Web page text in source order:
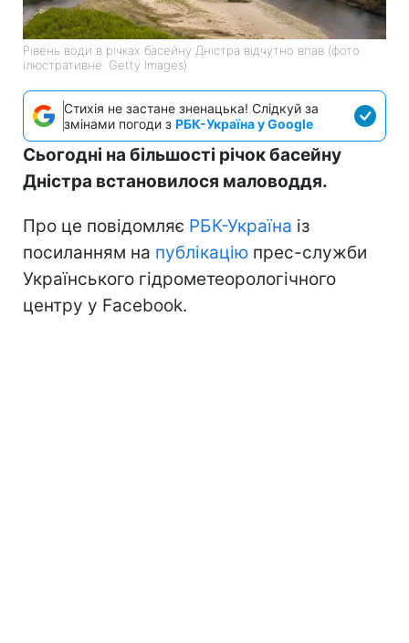
Рівень води в річках басейну Дністра відчутно впав (фото
ілюстративне: Getty Images)
Стихія не застане зненацька! Слідкуй за
змінами погоди з РБК-Україна у Google
Сьогодні на більшості річок басейну
Дністра встановилося маловоддя.
Про це повідомляє РБК-Україна із
посиланням на публікацію прес-служби
Українського гідрометеорологічного
центру у Facebook.